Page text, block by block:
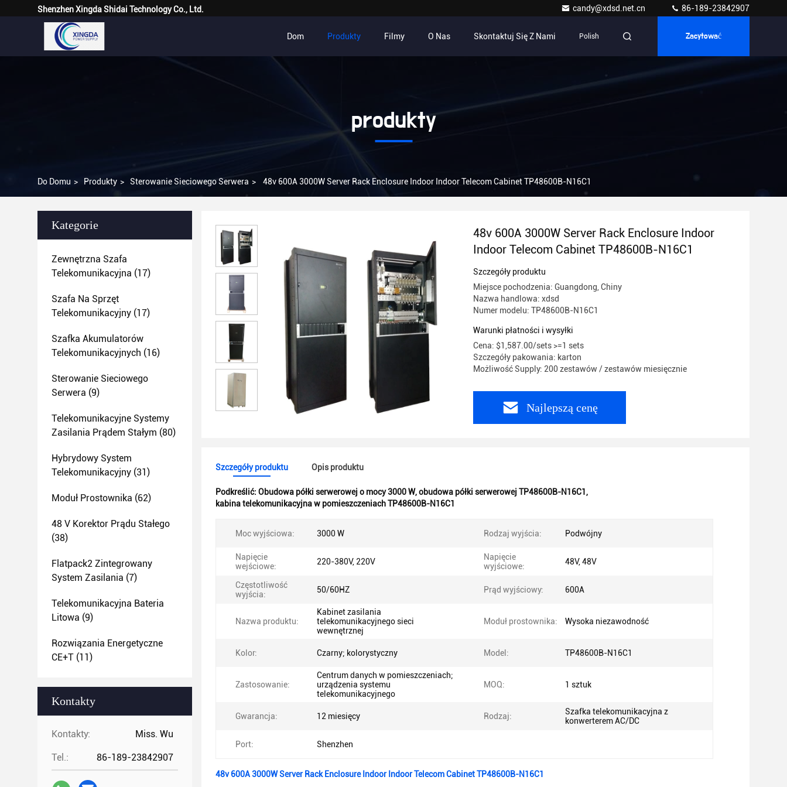
Shenzhen Xingda Shidai Technology Co., Ltd. candy@xdsd.net.cn 86-189-23842907
Dom Produkty Filmy O Nas Skontaktuj Się Z Nami Polish Zacytować
produkty
Do Domu > Produkty > Sterowanie Sieciowego Serwera > 48v 600A 3000W Server Rack Enclosure Indoor Indoor Telecom Cabinet TP48600B-N16C1
Kategorie
Zewnętrzna Szafa
Telekomunikacyjna (17)
Szafa Na Sprzęt
Telekomunikacyjny (17)
Szafka Akumulatorów
Telekomunikacyjnych (16)
Sterowanie Sieciowego
Serwera (9)
Telekomunikacyjne Systemy
Zasilania Prądem Stałym (80)
Hybrydowy System
Telekomunikacyjny (31)
Moduł Prostownika (62)
48 V Korektor Prądu Stałego
(38)
Flatpack2 Zintegrowany
System Zasilania (7)
Telekomunikacyjna Bateria
Litowa (9)
Rozwiązania Energetyczne
CE+T (11)
Kontakty
Kontakty: Miss. Wu
Tel.: 86-189-23842907
48v 600A 3000W Server Rack Enclosure Indoor
Indoor Telecom Cabinet TP48600B-N16C1
Szczegóły produktu
Miejsce pochodzenia: Guangdong, Chiny
Nazwa handlowa: xdsd
Numer modelu: TP48600B-N16C1
Warunki płatności i wysyłki
Cena: $1,587.00/sets >=1 sets
Szczegóły pakowania: karton
Możliwość Supply: 200 zestawów / zestawów miesięcznie
Najlepszą cenę
Szczegóły produktu Opis produktu
Podkreślić: Obudowa półki serwerowej o mocy 3000 W,obudowa półki serwerowej TP48600B-N16C1 ,
kabina telekomunikacyjna w pomieszczeniach TP48600B-N16C1
Moc wyjściowa: 3000 W Rodzaj wyjścia: Podwójny
Napięcie
wejściowe:
220-380V, 220V
Napięcie
wyjściowe:
48V, 48V
Częstotliwość
wyjścia:
50/60HZ Prąd wyjściowy: 600A
Nazwa produktu:
Kabinet zasilania
telekomunikacyjnego sieci
wewnętrznej
Moduł prostownika: Wysoka niezawodność
Kolor: Czarny; kolorystyczny Model: TP48600B-N16C1
Zastosowanie:
Centrum danych w pomieszczeniach;
urządzenia systemu
telekomunikacyjnego
MOQ: 1 sztuk
Gwarancja: 12 miesięcy Rodzaj:
Szafka telekomunikacyjna z
konwerterem AC/DC
Port: Shenzhen
48v 600A 3000W Server Rack Enclosure Indoor Indoor Telecom Cabinet TP48600B-N16C1